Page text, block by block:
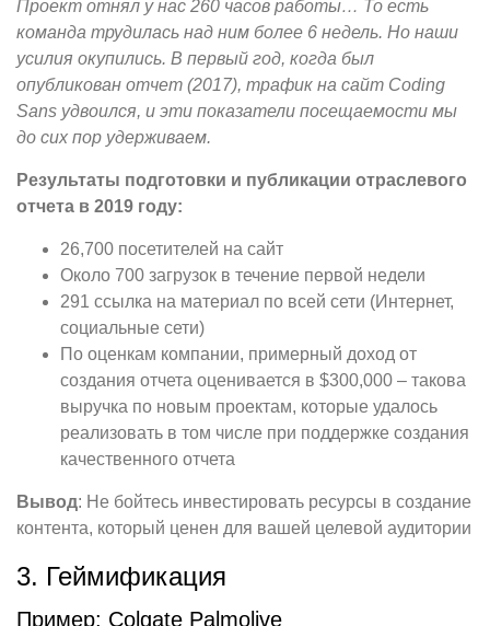
Проект отнял у нас 260 часов работы… То есть
команда трудилась над ним более 6 недель. Но наши
усилия окупились. В первый год, когда был
опубликован отчет (2017), трафик на сайт Coding
Sans удвоился, и эти показатели посещаемости мы
до сих пор удерживаем.
Результаты подготовки и публикации отраслевого
отчета в 2019 году:
26,700 посетителей на сайт
Около 700 загрузок в течение первой недели
291 ссылка на материал по всей сети (Интернет,
социальные сети)
По оценкам компании, примерный доход от
создания отчета оценивается в $300,000 – такова
выручка по новым проектам, которые удалось
реализовать в том числе при поддержке создания
качественного отчета
Вывод: Не бойтесь инвестировать ресурсы в создание
контента, который ценен для вашей целевой аудитории
3. Геймификация
Пример: Colgate Palmolive